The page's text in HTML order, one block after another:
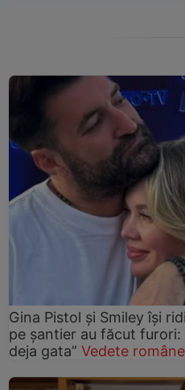
Gina Pistol și Smiley își
pe șantier au făcut
deja gata” Vedete